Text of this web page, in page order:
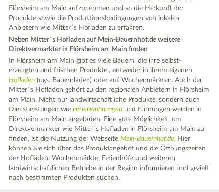
Flörsheim am Main aufzunehmen und so die Herkunft der
Produkte sowie die Produktionsbedingungen von lokalen
Anbietern wie Mitter´s Hofladen zu erfahren.
Neben Mitter´s Hofladen auf Mein-Bauernhof.de weitere
Direktvermarkter in Flörsheim am Main finden
In Flörsheim am Main gibt es viele Bauern, die ihre selbst-
erzeugten und frischen Produkte , entweder in ihrem eigenen
Hofladen (ugs. Bauernladen) oder auf Wochenmärkten. Auch der
Mitter´s Hofladen gehört zu den regionalen Anbietern in Flörsheim
am Main. Nicht nur landwirtschaftliche Produkte, sondern auch
Dienstleistungen wieFerienwohnungen und Führungen werden in
Flörsheim am Main angeboten. Eine gute Möglichkeit, um
Direktvermarkter wie Mitter´s Hofladen in Flörsheim am Main zu
finden, ist die Nutzung der WebseiteMein-Bauernhof.de. Hier
können Sie sich über das Produktangebot und die Öffnungszeiten
der Hofläden, Wochenmärkte, Ferienhöfe und weiteren
landwirtschaftlichen Betriebe in der Region informieren und gezielt
nach bestimmten Produkten suchen.